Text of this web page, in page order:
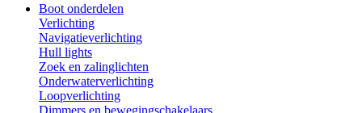
Boot onderdelen
Verlichting
Navigatieverlichting
Hull lights
Zoek en zalinglichten
Onderwaterverlichting
Loopverlichting
Dimmers en bewegingschakelaars